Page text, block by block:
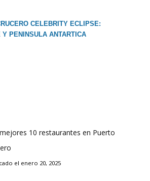
CELEBRITY ECLIPSE:
PENINSULA ANTARTICA
10 restaurantes en Puerto
el enero 20, 2025